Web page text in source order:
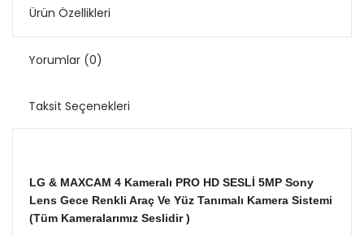
Ürün Özellikleri
Yorumlar (0)
Taksit Seçenekleri
LG & MAXCAM 4 Kameralı PRO HD SESLİ 5MP Sony
Lens Gece Renkli Araç Ve Yüz Tanımalı Kamera Sistemi
(Tüm Kameralarımız Seslidir )